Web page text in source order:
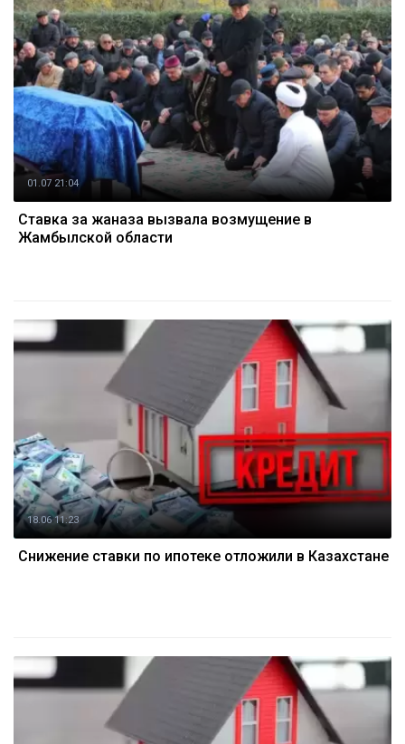
01.07 21:04
Ставка за жаназа вызвала возмущение в
Жамбылской области
18.06 11:23
Снижение ставки по ипотеке отложили в Казахстане